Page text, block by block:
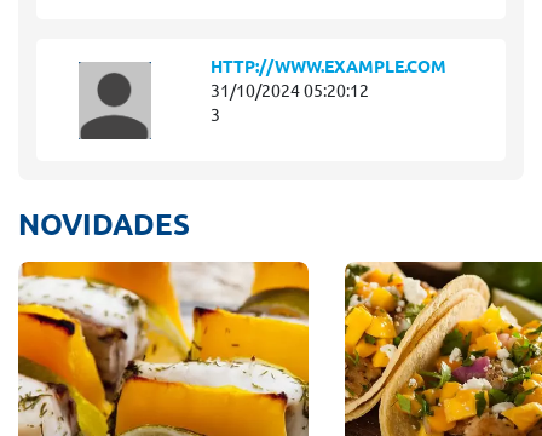
HTTP://WWW.EXAMPLE.COM
31/10/2024 05:20:12
3
NOVIDADES